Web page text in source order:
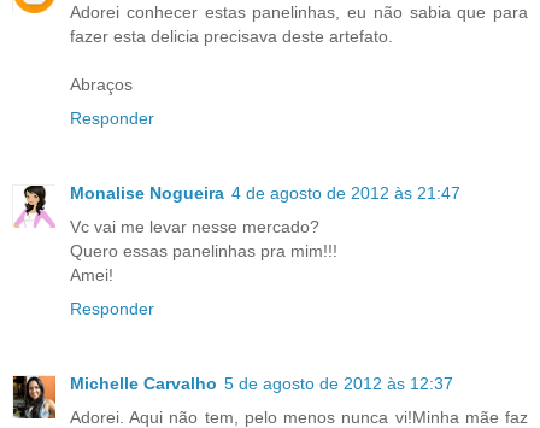
Adorei conhecer estas panelinhas, eu não sabia que para
fazer esta delicia precisava deste artefato.
Abraços
Responder
Monalise Nogueira 4 de agosto de 2012 às 21:47
Vc vai me levar nesse mercado?
Quero essas panelinhas pra mim!!!
Amei!
Responder
Michelle Carvalho 5 de agosto de 2012 às 12:37
Adorei. Aqui não tem, pelo menos nunca vi!Minha mãe faz